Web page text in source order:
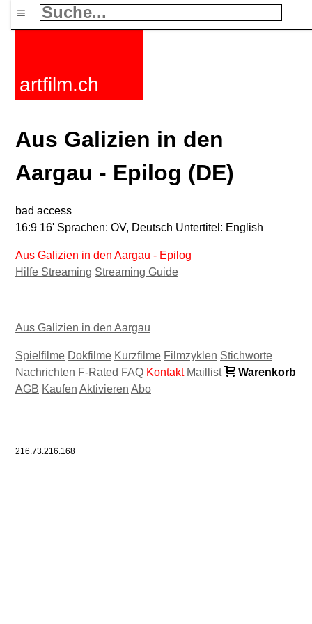
≡
artfilm.ch
Aus Galizien in den
Aargau - Epilog (DE)
bad access
16:9 16' Sprachen: OV, Deutsch Untertitel: English
Aus Galizien in den Aargau - Epilog
Hilfe Streaming Streaming Guide
Aus Galizien in den Aargau
Spielfilme Dokfilme Kurzfilme Filmzyklen Stichworte
Nachrichten F-Rated FAQ Kontakt Maillist
Warenkorb
AGB Kaufen Aktivieren Abo
216.73.216.168